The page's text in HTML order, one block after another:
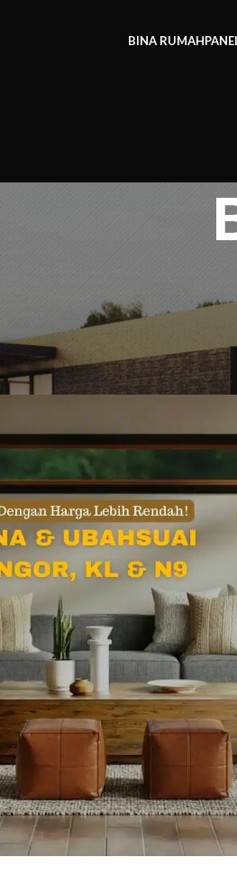
BINA RUMAH
Kos Berkesan
Anda! |
Posted by Rumah IBS On 04/09/